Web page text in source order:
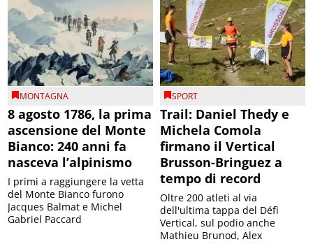
MONTAGNA
8 agosto 1786, la prima
ascensione del Monte
Bianco: 240 anni fa
nasceva l’alpinismo
I primi a raggiungere la vetta
del Monte Bianco furono
Jacques Balmat e Michel
Gabriel Paccard
SPORT
Trail: Daniel Thedy e
Michela Comola
firmano il Vertical
Brusson-Bringuez a
tempo di record
Oltre 200 atleti al via
dell'ultima tappa del Défì
Vertical, sul podio anche
Mathieu Brunod, Alex